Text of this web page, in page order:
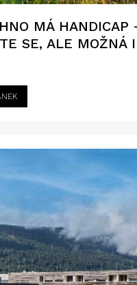
MÁ HANDICAP
SE, ALE MOŽNÁ